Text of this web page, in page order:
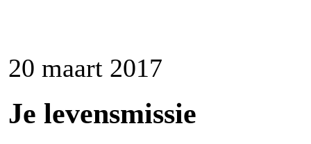
20 maart 2017
Je levensmissie